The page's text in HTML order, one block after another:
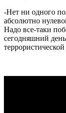
-Нет ни одного
абсолютно
Надо все-таки
сегодняшний